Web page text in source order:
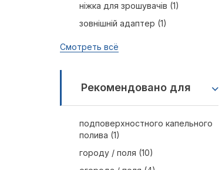
ніжка для зрошувачів (1)
зовнішній адаптер (1)
Смотреть всё
Рекомендовано для
подповерхностного капельного
полива (1)
городу / поля (10)